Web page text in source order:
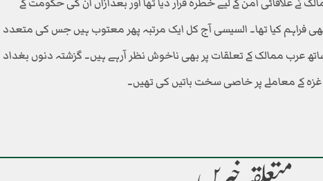
فراہم کیا تھا۔ السیسی آج کل ایک مرتبہ پھر معتوب ہیں جس کی متعدد
عرب ممالک کے تعلقات پر بھی ناخوش نظر آرہے ہیں۔ گزشتہ دنوں بغداد
غزہ کے معاملے پر خاصی سخت باتیں کی تھیں۔
متعلقہ خبریں